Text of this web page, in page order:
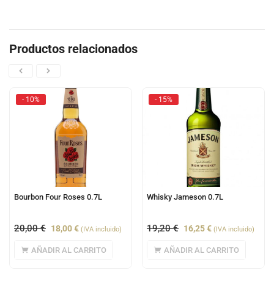
Productos relacionados
- 10%
Bourbon Four Roses 0.7L
20,00€ 18,00€ (IVA incluido)
AÑADIR AL CARRITO
- 15%
Whisky Jameson 0.7L
19,20€ 16,25€ (IVA incluido)
AÑADIR AL CARRITO